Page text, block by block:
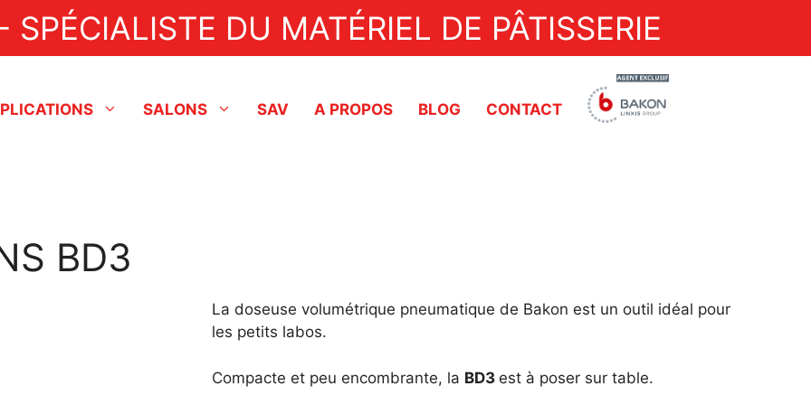
SPÉCIALISTE DU MATÉRIEL DE PÂTISSERIE
Aérobatteurs
Enrobeuse Doseuses
Fondoir
Agent de démoulage Découpe automatique
SALONS SAV A PROPOS BLOG CONTACT
BD3
La doseuse volumétrique pneumatique de Bakon est un outil idéal pour
les petits labos.
Compacte et peu encombrante, la BD3 est à poser sur table.